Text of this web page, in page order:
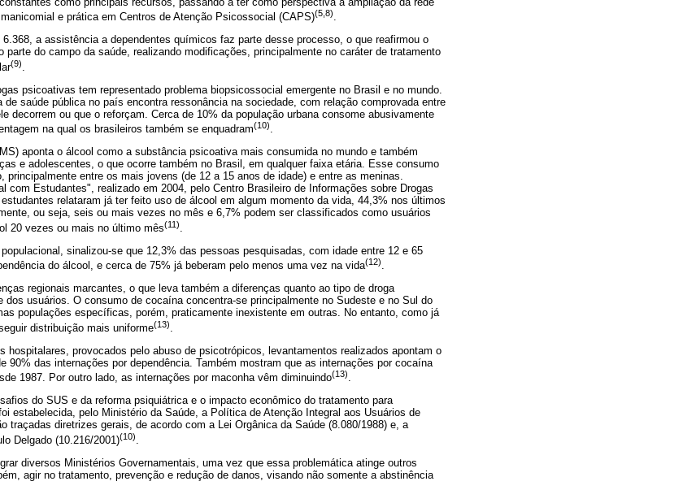
e prática em Centros de Atenção Psicossocial (CAPS)(5,8).
a assistência a dependentes químicos faz parte desse processo, o que reafirmou o
parte do campo da saúde, realizando modificações, principalmente no caráter de tratamento
(9)
psicoativas tem representado problema biopsicossocial emergente no Brasil e no mundo.
saúde pública no país encontra ressonância na sociedade, com relação comprovada entre
decorrem ou que o reforçam. Cerca de 10% da população urbana consome abusivamente
na qual os brasileiros também se enquadram(10).
aponta o álcool como a substância psicoativa mais consumida no mundo e também
e adolescentes, o que ocorre também no Brasil, em qualquer faixa etária. Esse consumo
principalmente entre os mais jovens (de 12 a 15 anos de idade) e entre as meninas.
com Estudantes", realizado em 2004, pelo Centro Brasileiro de Informações sobre Drogas
relataram já ter feito uso de álcool em algum momento da vida, 44,3% nos últimos
ou seja, seis ou mais vezes no mês e 6,7% podem ser classificados como usuários
20 vezes ou mais no último mês(11)
sinalizou-se que 12,3% das pessoas pesquisadas, com idade entre 12 e 65
do álcool, e cerca de 75% já beberam pelo menos uma vez na vida(12).
regionais marcantes, o que leva também a diferenças quanto ao tipo de droga
dos usuários. O consumo de cocaína concentra-se principalmente no Sudeste e no Sul do
populações específicas, porém, praticamente inexistente em outras. No entanto, como já
distribuição mais uniforme(13)
hospitalares, provocados pelo abuso de psicotrópicos, levantamentos realizados apontam o
90% das internações por dependência. Também mostram que as internações por cocaína
1987. Por outro lado, as internações por maconha vêm diminuindo(13).
do SUS e da reforma psiquiátrica e o impacto econômico do tratamento para
estabelecida, pelo Ministério da Saúde, a Política de Atenção Integral aos Usuários de
traçadas diretrizes gerais, de acordo com a Lei Orgânica da Saúde (8.080/1988) e, a
Delgado (10.216/2001)(10)
diversos Ministérios Governamentais, uma vez que essa problemática atinge outros
agir no tratamento, prevenção e redução de danos, visando não somente a abstinência